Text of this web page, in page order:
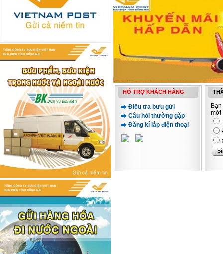
HỖ TRỢ KHÁCH HÀNG
Điều tra bưu gửi
Câu hỏi thường gặp
Đăng kí lắp điện thoại
mới